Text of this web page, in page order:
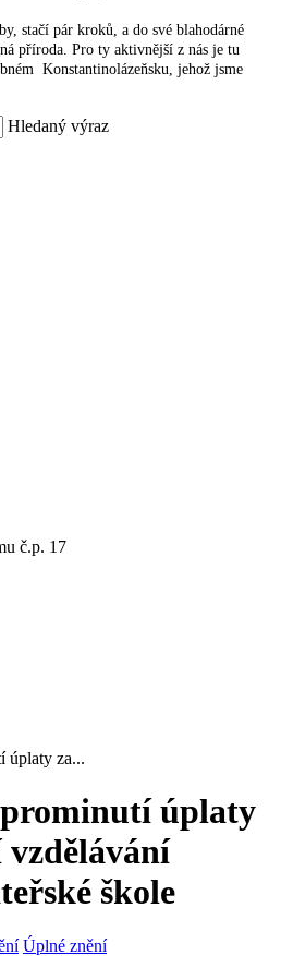
stačí pár kroků, a do své blahodárné
příroda. Pro ty aktivnější z nás je tu
Konstantinolázeňsku, jehož jsme
Hledaný výraz
č.p. 17
úplaty za...
prominutí úplaty
škole
Úplné znění